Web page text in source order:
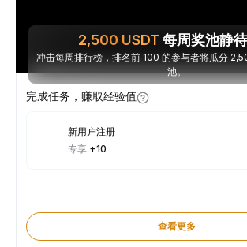
2,500 USDT 每周奖池静
冲击每周排行榜，排名前 100 的参与者将瓜分
池。
完成任务，赚取经验值
新用户注册
专享 +10
查看更多